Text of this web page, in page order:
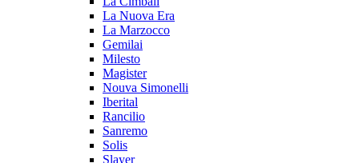
La Nuova Era
La Marzocco
Gemilai
Milesto
Magister
Nouva Simonelli
Iberital
Rancilio
Sanremo
Solis
Slayer